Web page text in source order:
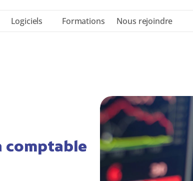
Logiciels Formations Nous rejoindre
comptable